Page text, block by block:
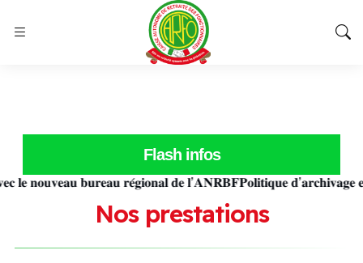
Flash infos
𝐛𝐮𝐫𝐞𝐚𝐮 𝐫𝐞́𝐠𝐢𝐨𝐧𝐚𝐥 𝐝𝐞 𝐥’𝐀𝐍𝐑𝐁𝐅𝐏𝐨𝐥𝐢𝐭𝐢𝐪𝐮𝐞 𝐝’𝐚𝐫𝐜𝐡𝐢𝐯𝐚𝐠𝐞 𝐞𝐭
Nos prestations